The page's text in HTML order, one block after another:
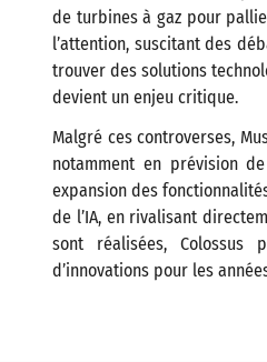
de turbines à gaz pour
l’attention, suscitant des
trouver des solutions
devient un enjeu critique.
Malgré ces controverses,
notamment en prévision
expansion des
de l’IA, en rivalisant
sont réalisées, Colossus
d’innovations pour les